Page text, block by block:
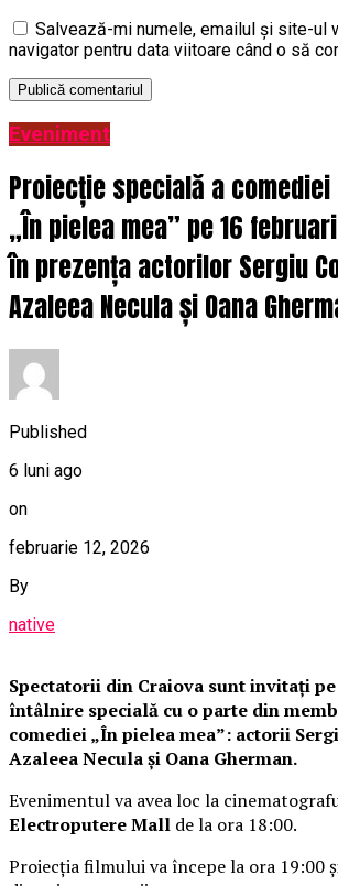
Salvează-mi numele, emailul și site-ul
navigator pentru data viitoare când o să
Eveniment
Proiecție specială a
„În pielea mea” pe 16
în prezența actorilor Sergiu
Azaleea Necula și Oana
Published
6 luni ago
on
februarie 12, 2026
By
native
Spectatorii din Craiova sunt invitați
întâlnire specială cu o parte din
comediei „În pielea mea”: actorii
Azaleea Necula și Oana Gherman.
Evenimentul va avea loc la
Electroputere Mall de la ora 18:00.
Proiecția filmului va începe la ora 19:00